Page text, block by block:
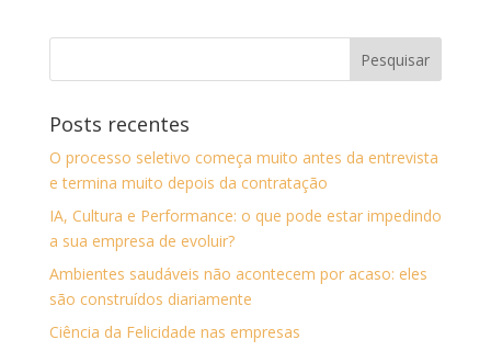
Posts recentes
O processo seletivo começa muito antes da entrevista
e termina muito depois da contratação
IA, Cultura e Performance: o que pode estar impedindo
a sua empresa de evoluir?
Ambientes saudáveis não acontecem por acaso: eles
são construídos diariamente
Ciência da Felicidade nas empresas